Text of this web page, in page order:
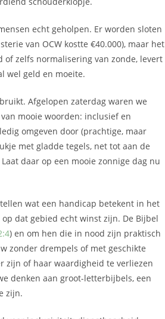
echt geholpen. Er worden sloten
van OCW kostte €40.000), maar het
zelfs normalisering van zonde, levert
wel geld en moeite.
Afgelopen zaterdag waren we
mooie woorden: inclusief en
omgeven door (prachtige, maar
met gladde tegels, net tot aan de
daar op een mooie zonnige dag nu
wat een handicap betekent in het
dat gebied echt winst zijn. De Bijbel
) en om hen die in nood zijn praktisch
zonder drempels of met geschikte
zijn of haar waardigheid te verliezen
denken aan groot-letterbijbels, een
zijn.